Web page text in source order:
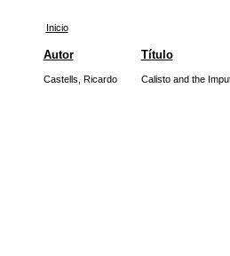
Inicio
Autor Título
Castells, Ricardo Calisto and the